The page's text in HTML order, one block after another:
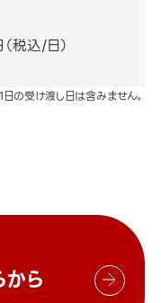
税込/日）
の受け渡し日は含みません。
ら